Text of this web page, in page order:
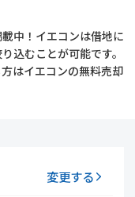
中！イエコンは借地に
込むことが可能です。
はイエコンの無料売却
変更する